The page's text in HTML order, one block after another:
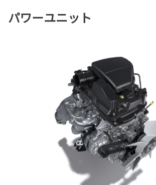
パワーユニット